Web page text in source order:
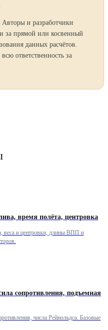
Авторы и разработчики
за прямой или косвенный
данных расчётов.
ответственность за
время полёта, центровка
веса и центровки, длины ВПП и
сопротивления, подъемная
числа Рейнольдса. Базовые